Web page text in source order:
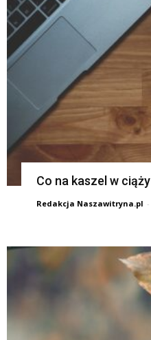
Co na kaszel w ciąży
Redakcja Naszawitryna.pl -